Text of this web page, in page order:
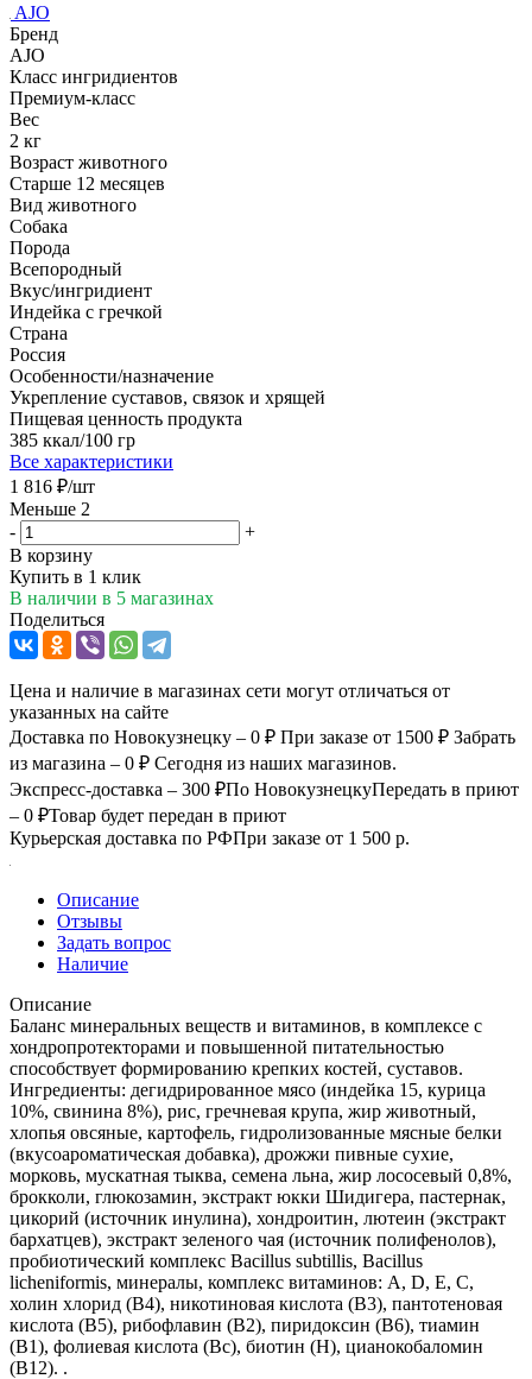
AJO
Бренд
AJO
Класс ингридиентов
Премиум-класс
Вес
2 кг
Возраст животного
Старше 12 месяцев
Вид животного
Собака
Порода
Всепородный
Вкус/ингридиент
Индейка с гречкой
Страна
Россия
Особенности/назначение
Укрепление суставов, связок и хрящей
Пищевая ценность продукта
385 ккал/100 гр
Все характеристики
1 816 ₽/шт
Меньше 2
-
+
В корзину
Купить в 1 клик
В наличии в 5 магазинах
Поделиться
Цена и наличие в магазинах сети могут отличаться от
указанных на сайте
Доставка по Новокузнецку – 0 ₽ При заказе от 1500 ₽ Забрать
из магазина – 0 ₽ Сегодня из наших магазинов.
Экспресс-доставка – 300 ₽По НовокузнецкуПередать в приют
– 0 ₽Товар будет передан в приют
Курьерская доставка по РФПри заказе от 1 500 р.
Описание
Отзывы
Задать вопрос
Наличие
Описание
Баланс минеральных веществ и витаминов, в комплексе с
хондропротекторами и повышенной питательностью
способствует формированию крепких костей, суставов.
Ингредиенты: дегидрированное мясо (индейка 15, курица
10%, свинина 8%), рис, гречневая крупа, жир животный,
хлопья овсяные, картофель, гидролизованные мясные белки
(вкусоароматическая добавка), дрожжи пивные сухие,
морковь, мускатная тыква, семена льна, жир лососевый 0,8%,
брокколи, глюкозамин, экстракт юкки Шидигера, пастернак,
цикорий (источник инулина), хондроитин, лютеин (экстракт
бархатцев), экстракт зеленого чая (источник полифенолов),
пробиотический комплекс Bacillus subtillis, Bacillus
licheniformis, минералы, комплекс витаминов: А, D, Е, С,
холин хлорид (В4), никотиновая кислота (В3), пантотеновая
кислота (В5), рибофлавин (В2), пиридоксин (В6), тиамин
(В1), фолиевая кислота (Вс), биотин (Н), цианокобаломин
(В12). .